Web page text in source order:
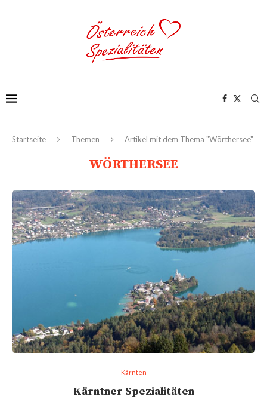
Startseite Themen Artikel mit dem Thema "Wörthersee"
WÖRTHERSEE
Kärnten
Kärntner Spezialitäten